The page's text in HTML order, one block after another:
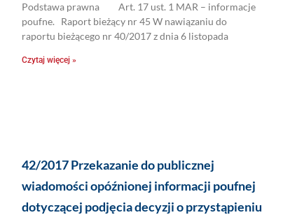
Podstawa prawna Art. 17 ust. 1 MAR – informacje
poufne. Raport bieżący nr 45 W nawiązaniu do
raportu bieżącego nr 40/2017 z dnia 6 listopada
Czytaj więcej »
42/2017 Przekazanie do publicznej
wiadomości opóźnionej informacji poufnej
dotyczącej podjęcia decyzji o przystąpieniu